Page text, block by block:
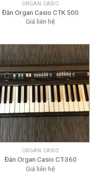
ORGAN CASIO
Đàn Organ Casio CTK 500
Giá liên hệ
ORGAN CASIO
Đàn Organ Casio CT-360
Giá liên hệ